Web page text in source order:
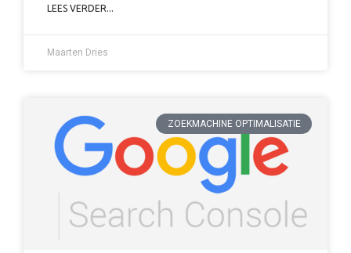
LEES VERDER...
Maarten Dries
ZOEKMACHINE OPTIMALISATIE